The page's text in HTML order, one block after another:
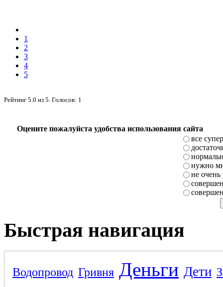
1
2
3
4
5
Рейтинг 5.0 из 5 . Голосов: 1
Оцените пожалуйста удобства использования сайта
все супер
нужно
не очень
Быстрая навигация
Водопровод Гривня Деньги Дети